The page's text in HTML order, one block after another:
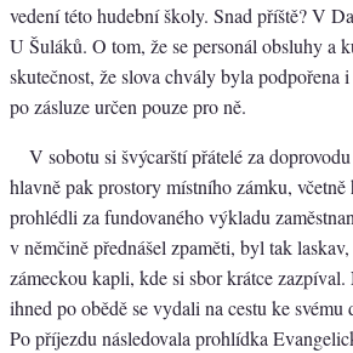
vedení této hudební školy. Snad příště? V
U Šuláků. O tom, že se personál obsluhy a
skutečnost, že slova chvály byla
po zásluze určen pouze pro ně.
V sobotu si švýcarští přátelé za
hlavně pak prostory místního zámku,
prohlédli za fundovaného výkladu
v němčině přednášel zpaměti, byl tak
zámeckou kapli, kde si sbor krátce
ihned po obědě se vydali na cestu ke
Po příjezdu následovala prohlídka